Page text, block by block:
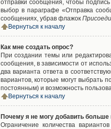
отправки сообщения, чтобы
выбор в параграфе «Отправка
сообщениях, убрав флажок
Вернуться к началу
Как мне создать опрос?
При создании темы или
сообщения, в зависимости от
два варианта ответа в
вариантов, которые могут выбрать
постоянным) и возможность
Вернуться к началу
Почему я не могу добавить больше
Ограничение количества